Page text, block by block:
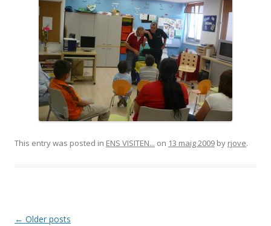
This entry was posted in ENS VISITEN... on 13 maig 2009 by rjove.
Post
← Older posts